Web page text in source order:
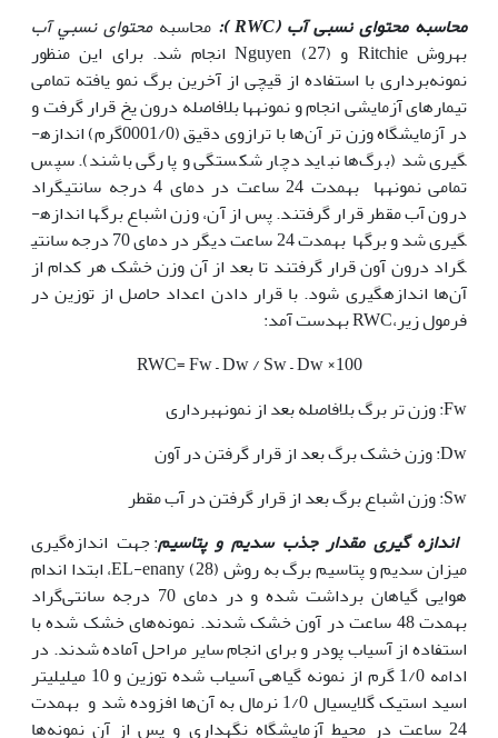
محاسبه محتوای نسبی آب (RWC
): محاسبهﻣﺤﺘﻮای ﻧﺴﺒﻲ آب
به‏روش Ritchie و Nguyen (27) انجام شد. برای این منظور
نمونه‌برداری با استفاده از قیچی از آخرین برگ نمو یافته تمامی
تیمارهای آزمایشی انجام و نمونه­ها بلافاصله درون یخ قرار گرفت و
در آزمایشگاه وزن تر آن‌ها با ترازوی دقیق (0001/0گرم) اندازه­
گیری شد (برگ‌ها نباید دچار شکستگی و پارگی باشند). سپس
تمامی نمونه­‏ها به‏مدت 24 ساعت در دمای 4 درجه سانتی­‎گراد
درون آب مقطر قرار ‌گرفتند. پس از آن، وزن اشباع برگ­ها اندازه­
گراد درون آون قرار گرفتند تا بعد از آن وزن خشک هر کدام از
آن‌ها اندازه­‎گیری شود. با قرار دادن اعداد حاصل از توزین در
فرمول زیر،RWC به‏دست ‌آمد:
RWC= Fw – Dw / Sw – Dw ×100
Fw: وزن تر برگ بلافاصله بعد از نمونه­‎برداری
Dw: وزن خشک برگ بعد از قرار گرفتن در آون
Sw: وزن اشباع برگ بعد از قرار گرفتن در آب مقطر
اندازه گیری مقدار جذب سدیم و پتاسیم: جهت اندازه‌گیری
میزان سدیم و پتاسیم برگ به روش EL-enany (28)، ابتدا اندام
هوایی گیاهان برداشت شده و در دمای 70 درجه سانتی‌گراد
به‏مدت 48 ساعت در آون خشک شدند. نمونه‌های خشک شده با
استفاده از آسیاب پودر و برای انجام سایر مراحل آماده شدند. در
ادامه 1/0 گرم از نمونه گیاهی آسیاب شده توزین و 10 میلی‏لیتر
اسید استیک گلایسیال 1/0 نرمال به آن‌ها افزوده شد و به‏مدت
24 ساعت در محیط آزمایشگاه نگه‏داری و پس از آن نمونه‌ها